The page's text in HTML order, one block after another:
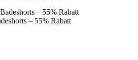
– 55% Rabatt